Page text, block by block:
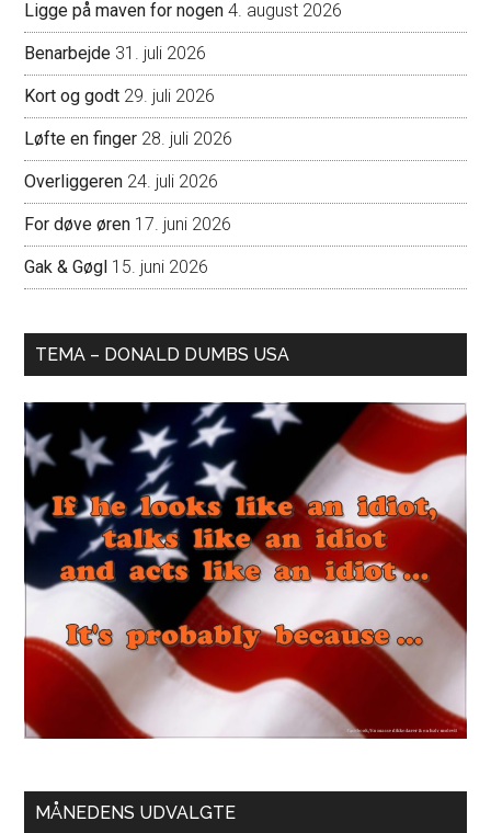
Ligge på maven for nogen 4. august 2026
Benarbejde 31. juli 2026
Kort og godt 29. juli 2026
Løfte en finger 28. juli 2026
Overliggeren 24. juli 2026
For døve øren 17. juni 2026
Gak & Gøgl 15. juni 2026
TEMA – DONALD DUMBS USA
MÅNEDENS UDVALGTE